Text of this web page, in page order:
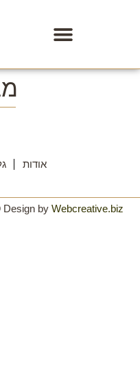
אודות
Design by Webcreative.biz